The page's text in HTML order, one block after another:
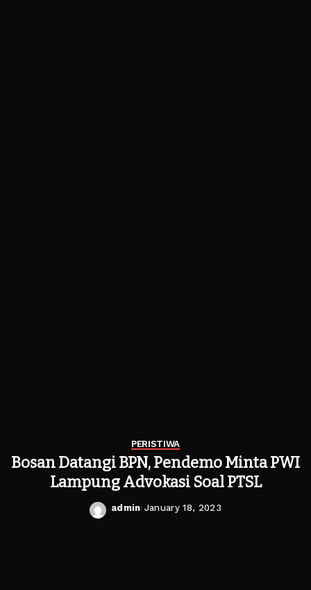
PERISTIWA
Bosan Datangi BPN, Pendemo Minta PWI
Lampung Advokasi Soal PTSL
Posted
admin January 18, 2023